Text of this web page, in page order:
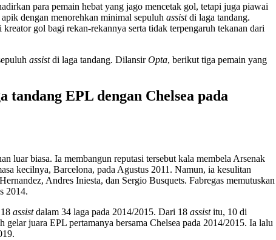
para pemain hebat yang jago mencetak gol, tetapi juga piawai
dengan menorehkan minimal sepuluh assistdi laga tandang.
gol bagi rekan-rekannya serta tidak terpengaruh tekanan dari
assistdi laga tandang. DilansirOpta, berikut tiga pemain yang
tandang EPL dengan Chelsea pada
luar biasa. Ia membangun reputasi tersebut kala membela Arsenak
kecilnya, Barcelona, pada Agustus 2011. Namun, ia kesulitan
Andres Iniesta, dan Sergio Busquets. Fabregas memutuskan
2014.
assistdalam 34 laga pada 2014/2015. Dari 18 assistitu, 10 di
gelar juara EPL pertamanya bersama Chelsea pada 2014/2015. Ia lalu